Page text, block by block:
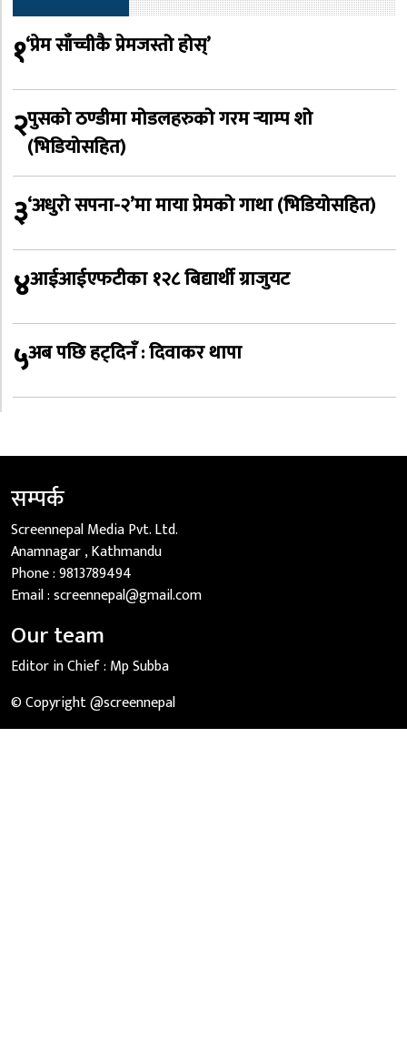
१‘प्रेम साँच्चीकै प्रेमजस्तो होस्’
२पुसको ठण्डीमा मोडलहरुको गरम र्‍याम्प शो
(भिडियोसहित)
३‘अधुरो सपना-२’मा माया प्रेमको गाथा (भिडियोसहित)
४आईआईएफटीका १२८ बिद्यार्थी ग्राजुयट
५अब पछि हट्दिनँ : दिवाकर थापा
सम्पर्क
Screennepal Media Pvt. Ltd.
Anamnagar , Kathmandu
Phone :9813789494
Email :screennepal@gmail.com
Our team
Editor in Chief : Mp Subba
© Copyright @screennepal